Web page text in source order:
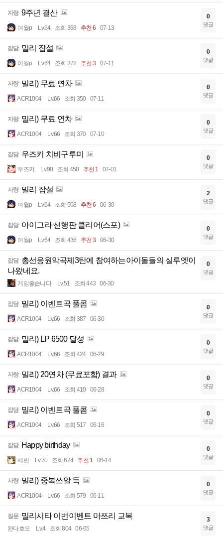
자랑 9주년 결산
여월p Lv.64 조회 368 추천 6 07-13
0
댓글
잡담 밀리 잡설
여월p Lv.64 조회 372 추천 3 07-11
0
댓글
자랑 밀리) 무료 연차
ACR1004 Lv.66 조회 350 07-11
0
댓글
자랑 밀리) 무료 연차
ACR1004 Lv.66 조회 370 07-10
0
댓글
잡담 우즈키 치비구루미
우즈키 Lv.90 조회 450 추천 1 07-01
0
댓글
자랑 밀리 잡설
여월p Lv.64 조회 508 추천 6 06-30
2
댓글
잡담 아이그라 선행판 클리어(스포)
여월p Lv.64 조회 436 추천 3 06-30
0
댓글
잡담 총선응원악곡제3탄에 참여하는아이돌들의 실루엣이
나왔네요.
게임좋습니다 Lv.51 조회 443 06-30
0
댓글
잡담 밀리) 이벤트곡 풀콤
ACR1004 Lv.66 조회 387 06-30
0
댓글
잡담 밀리) LP 6500 달성
ACR1004 Lv.66 조회 424 06-29
0
댓글
자랑 밀리) 20연차 (무료포함) 결과
ACR1004 Lv.66 조회 410 06-28
0
댓글
잡담 밀리) 이벤트곡 풀콤
ACR1004 Lv.66 조회 517 06-16
0
댓글
잡담 Happy birthday
세반 Lv.70 조회 624 추천 1 06-14
0
댓글
자랑 밀리) 중복쓰알 득
ACR1004 Lv.66 조회 579 06-11
0
댓글
질문 밀리시타 이번이벤트 마쯔리 교복
완다호오 Lv.4 조회 804 06-05
3
댓글